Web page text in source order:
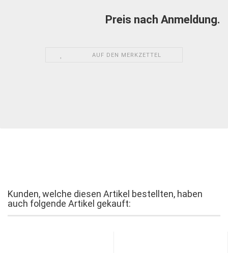
Preis nach Anmeldung.
AUF DEN MERKZETTEL
Kunden, welche diesen Artikel bestellten, haben
auch folgende Artikel gekauft: